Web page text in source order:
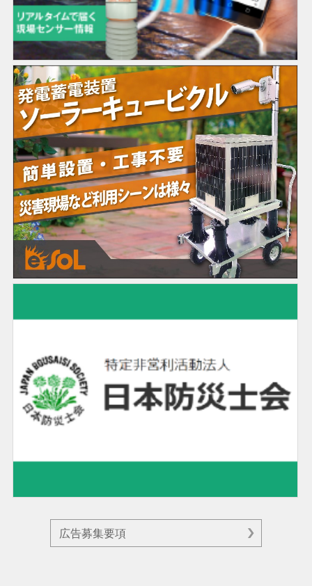
広告募集要項